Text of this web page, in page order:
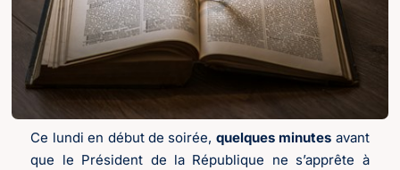
Ce lundi en début de soirée, quelques minutes avant
que le Président de la République ne s’apprête à